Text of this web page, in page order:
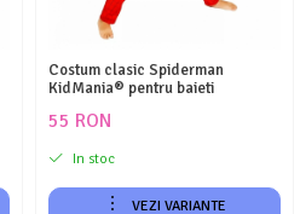
Costum clasic Spiderman
KidMania® pentru baieti
55 RON
In stoc
VEZI VARIANTE